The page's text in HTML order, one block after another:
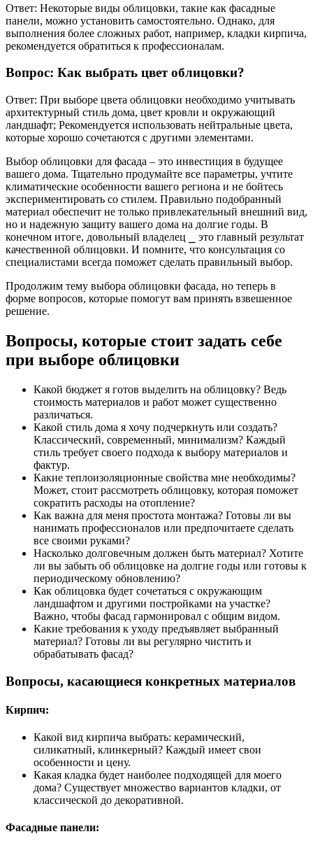
Ответ: Некоторые виды облицовки, такие как фасадные
панели, можно установить самостоятельно. Однако, для
выполнения более сложных работ, например, кладки кирпича,
рекомендуется обратиться к профессионалам.
Вопрос: Как выбрать цвет облицовки?
Ответ: При выборе цвета облицовки необходимо учитывать
архитектурный стиль дома, цвет кровли и окружающий
ландшафт; Рекомендуется использовать нейтральные цвета,
которые хорошо сочетаются с другими элементами.
Выбор облицовки для фасада – это инвестиция в будущее
вашего дома. Тщательно продумайте все параметры, учтите
климатические особенности вашего региона и не бойтесь
экспериментировать со стилем. Правильно подобранный
материал обеспечит не только привлекательный внешний вид,
но и надежную защиту вашего дома на долгие годы. В
конечном итоге, довольный владелец ⎯ это главный результат
качественной облицовки. И помните, что консультация со
специалистами всегда поможет сделать правильный выбор.
Продолжим тему выбора облицовки фасада, но теперь в
форме вопросов, которые помогут вам принять взвешенное
решение.
Вопросы, которые стоит задать себе
при выборе облицовки
Какой бюджет я готов выделить на облицовку? Ведь
стоимость материалов и работ может существенно
различаться.
Какой стиль дома я хочу подчеркнуть или создать?
Классический, современный, минимализм? Каждый
стиль требует своего подхода к выбору материалов и
фактур.
Какие теплоизоляционные свойства мне необходимы?
Может, стоит рассмотреть облицовку, которая поможет
сократить расходы на отопление?
Как важна для меня простота монтажа? Готовы ли вы
нанимать профессионалов или предпочитаете сделать
все своими руками?
Насколько долговечным должен быть материал? Хотите
ли вы забыть об облицовке на долгие годы или готовы к
периодическому обновлению?
Как облицовка будет сочетаться с окружающим
ландшафтом и другими постройками на участке?
Важно, чтобы фасад гармонировал с общим видом.
Какие требования к уходу предъявляет выбранный
материал? Готовы ли вы регулярно чистить и
обрабатывать фасад?
Вопросы, касающиеся конкретных материалов
Кирпич:
Какой вид кирпича выбрать: керамический,
силикатный, клинкерный? Каждый имеет свои
особенности и цену.
Какая кладка будет наиболее подходящей для моего
дома? Существует множество вариантов кладки, от
классической до декоративной.
Фасадные панели: